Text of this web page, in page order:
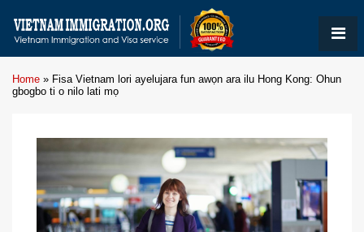
Home » Fisa Vietnam lori ayelujara fun awọn ara ilu Hong Kong: Ohun
gbogbo ti o nilo lati mọ